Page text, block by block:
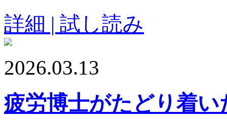
詳細 | 試し読み
2026.03.13
疲労博士がたどり着